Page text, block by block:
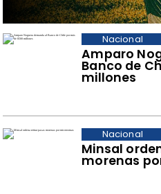
Amparo
Banco de
millones
Nacional
Minsal
morenas
Nacional